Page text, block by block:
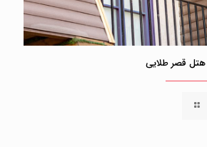
قصر طلایی